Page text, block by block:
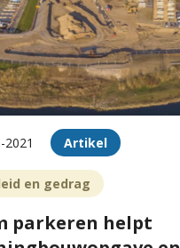
2021 Artikel
en gedrag
parkeren helpt